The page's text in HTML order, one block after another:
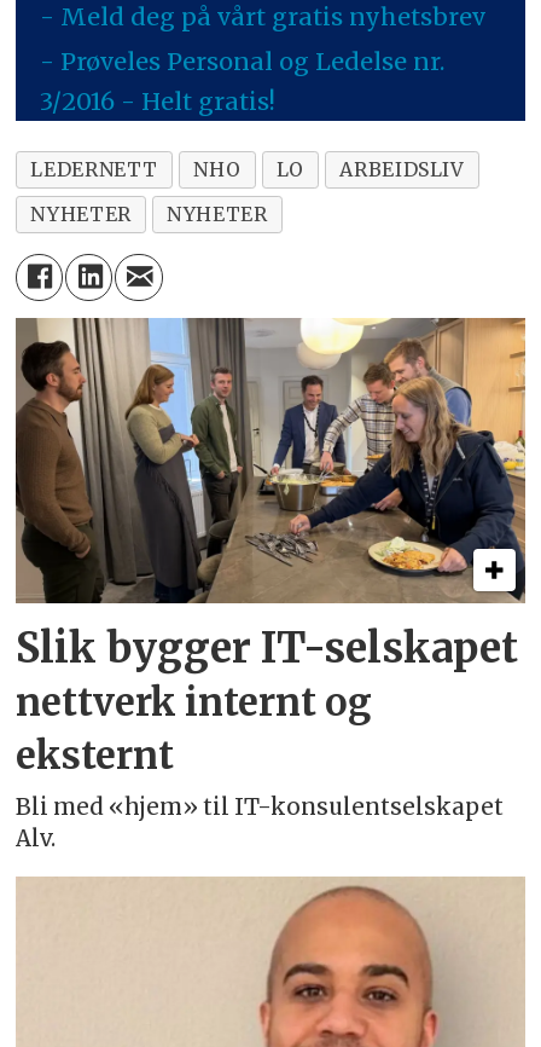
- Meld deg på vårt gratis nyhetsbrev
- Prøveles Personal og Ledelse nr.
3/2016 - Helt gratis!
LEDERNETT NHO LO
ARBEIDSLIV
NYHETER
NYHETER
Slik bygger IT-selskapet
nettverk internt og
eksternt
Bli med «hjem» til IT-konsulentselskapet
Alv.